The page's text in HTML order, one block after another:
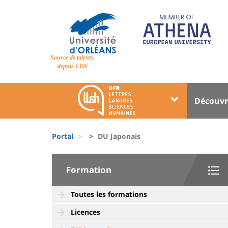
Site
Source de talents,
depuis 1306
Université
Block
liste
des
composantes
Menu
d'Ariane
Portal DU Japonais
University
Sidebar
Formation
Toutes les formations
Licences